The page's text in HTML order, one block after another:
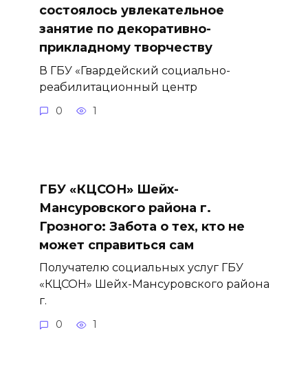
состоялось увлекательное
занятие по декоративно-
прикладному творчеству
В ГБУ «Гвардейский социально-
реабилитационный центр
0 1
ГБУ «КЦСОН» Шейх-
Мансуровского района г.
Грозного: Забота о тех, кто не
может справиться сам
Получателю социальных услуг ГБУ
«КЦСОН» Шейх-Мансуровского района
г.
0 1